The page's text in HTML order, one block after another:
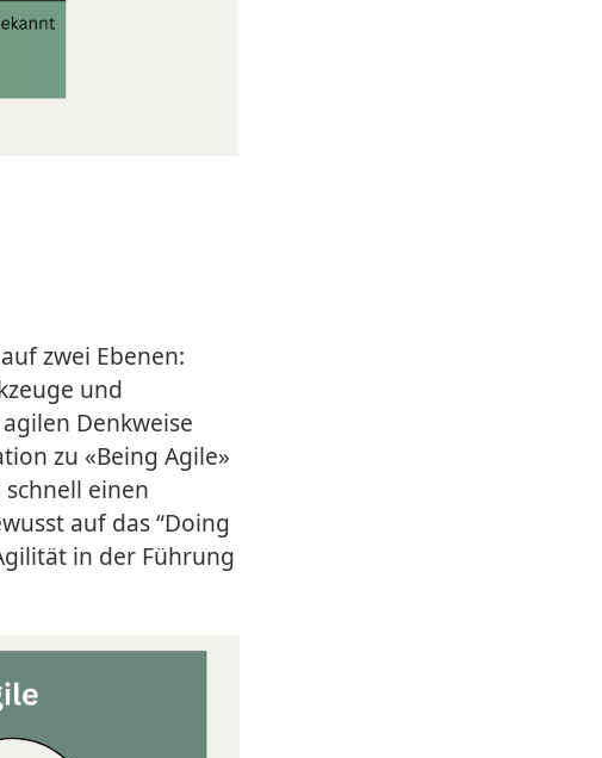
zwei Ebenen:
und
Denkweise
zu «Being Agile»
einen
auf das “Doing
in der Führung